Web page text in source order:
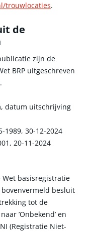
trouwlocaties.
de
zijn de
BRP uitgeschreven
datum uitschrijving
1989, 30-12-2024
20-11-2024
Wet basisregistratie
bovenvermeld besluit
tot de
’Onbekend’ en
(Registratie Niet-